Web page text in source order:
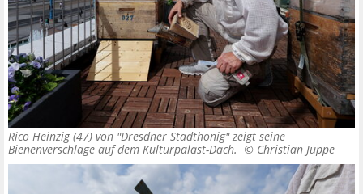
Rico Heinzig (47) von "Dresdner Stadthonig" zeigt seine
Bienenverschläge auf dem Kulturpalast-Dach. © Christian Juppe